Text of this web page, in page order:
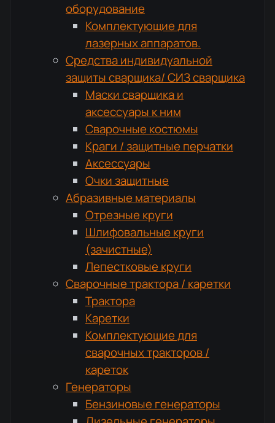
оборудование
Комплектующие для
лазерных аппаратов.
Средства индивидуальной
защиты сварщика/ СИЗ сварщика
Маски сварщика и
аксессуары к ним
Сварочные костюмы
Краги / защитные перчатки
Аксессуары
Очки защитные
Абразивные материалы
Отрезные круги
Шлифовальные круги
(зачистные)
Лепестковые круги
Сварочные трактора / каретки
Трактора
Каретки
Комплектующие для
сварочных тракторов /
кареток
Генераторы
Бензиновые генераторы